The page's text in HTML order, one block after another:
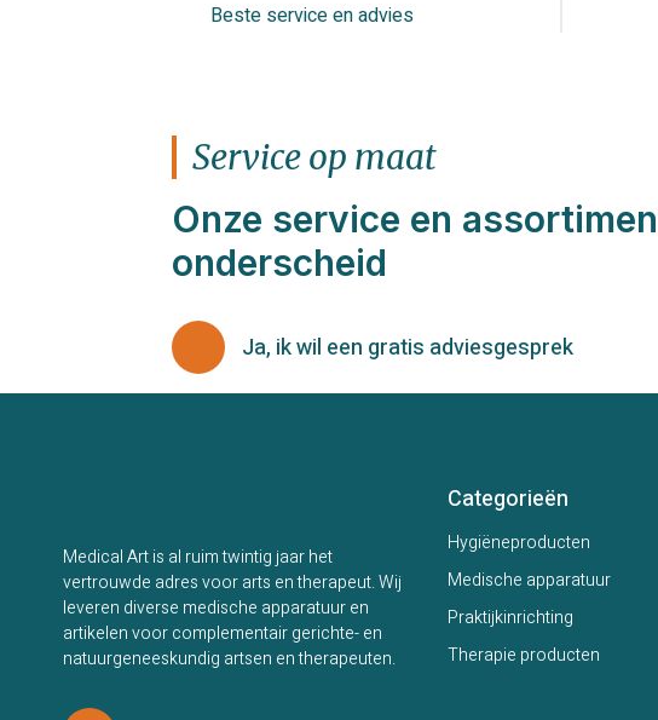
Beste service en advies
Service op maat
Onze service en
onderscheid
Ja, ik wil een gratis adviesgesprek
Medical Art is al ruim twintig jaar het
vertrouwde adres voor arts en therapeut. Wij
leveren diverse medische apparatuur en
artikelen voor complementair gerichte- en
natuurgeneeskundig artsen en therapeuten.
Categorieën
Hygiëneproducten
Medische apparatuur
Praktijkinrichting
Therapie producten